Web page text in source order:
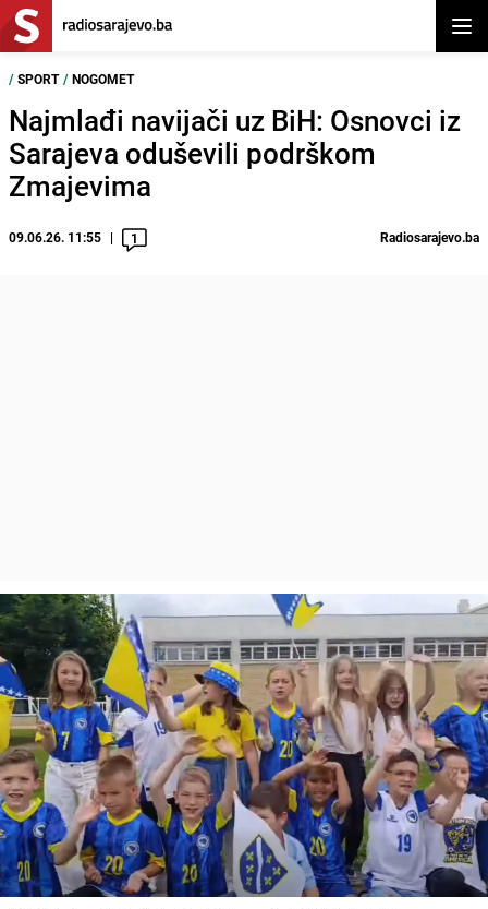
/ SPORT / NOGOMET
Najmlađi navijači uz BiH: Osnovci iz
Sarajeva oduševili podrškom
Zmajevima
09.06.26. 11:55 1 Radiosarajevo.ba